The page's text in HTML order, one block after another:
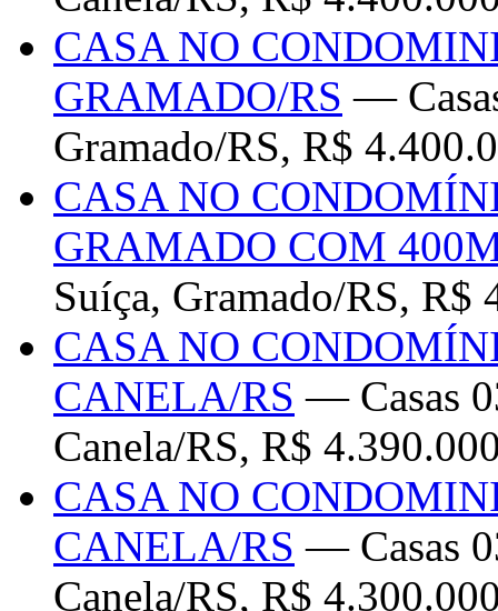
CASA NO
GRAMADO/RS —
Gramado/RS, R$
CASA NO
GRAMADO COM
Suíça, Gramado/RS, R$
CASA NO
CANELA/RS — Casas
Canela/RS, R$
CASA NO
CANELA/RS — Casas
Canela/RS, R$